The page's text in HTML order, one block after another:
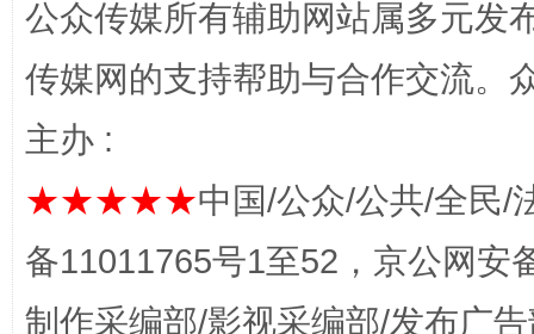
完善运行机制助力责任有效落实 一纸欠
公众传媒所有辅助网站属多元发
传媒网的支持帮助与合作交流。
主办 :
★★★★★中国/公众/公共/全民/
备11011765号1至52，京公网安
制作采编部/影视采编部/发布广